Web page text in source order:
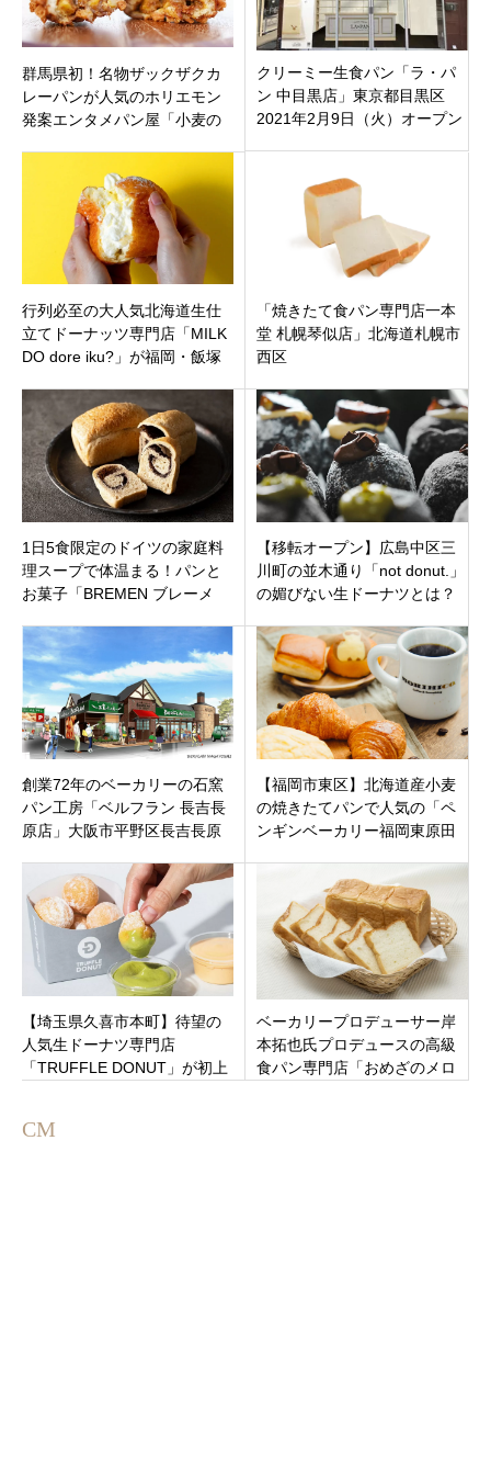
群馬県初！名物ザックザクカ
レーパンが人気のホリエモン
発案エンタメパン屋「小麦の
クリーミー生食パン「ラ・パ
ン 中目黒店」東京都目黒区
2021年2月9日（火）オープン
行列必至の大人気北海道生仕
立てドーナッツ専門店「MILK
DO dore iku?」が福岡・飯塚
「焼きたて食パン専門店一本
堂 札幌琴似店」北海道札幌市
西区
1日5食限定のドイツの家庭料
理スープで体温まる！パンと
お菓子「BREMEN ブレーメ
【移転オープン】広島中区三
川町の並木通り「not donut.」
の媚びない生ドーナツとは？
チ
創業72年のベーカリーの石窯
パン工房「ベルフラン 長吉長
原店」大阪市平野区長吉長原
【福岡市東区】北海道産小麦
の焼きたてパンで人気の「ペ
ンギンベーカリー福岡東原田
地グルメも堪能。
【埼玉県久喜市本町】待望の
人気生ドーナツ専門店
「TRUFFLE DONUT」が初上
ベーカリープロデューサー岸
本拓也氏プロデュースの高級
食パン専門店「おめざのメロ
CM